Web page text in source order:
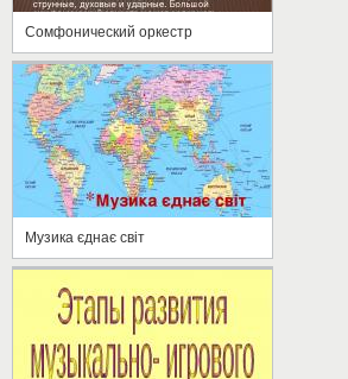
Сомфонический оркестр
Музика єднає світ